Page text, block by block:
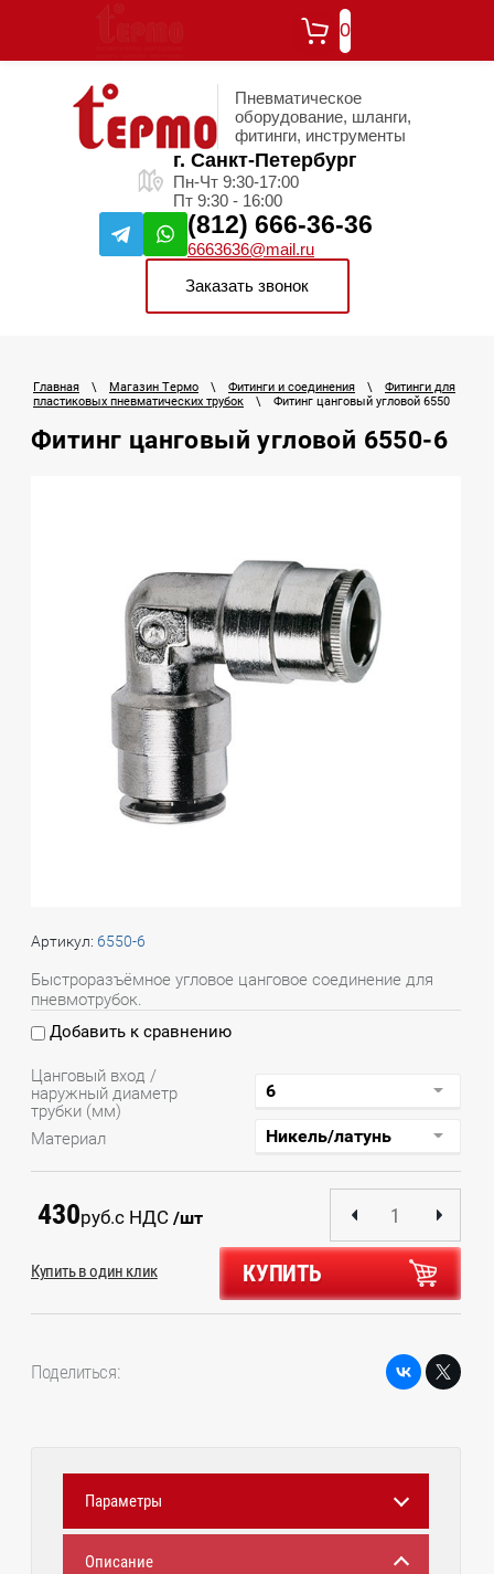
0
Пневматическое
оборудование, шланги,
фитинги, инструменты
г. Санкт-Петербург
Пн-Чт 9:30-17:00
Пт 9:30 - 16:00
(812) 666-36-36
6663636@mail.ru
Заказать звонок
Главная \ Магазин Термо \ Фитинги и соединения \
Фитинги для
пластиковых пневматических трубок
\ Фитинг цанговый угловой 6550
Фитинг цанговый угловой 6550-6
Артикул: 6550-6
Быстроразъёмное угловое цанговое соединение для
пневмотрубок.
Добавить к сравнению
Цанговый вход /
наружный диаметр
трубки (мм)
Материал
430руб.с НДС /шт
КУПИТЬ
Купить в один клик
Поделиться:
Параметры
Описание